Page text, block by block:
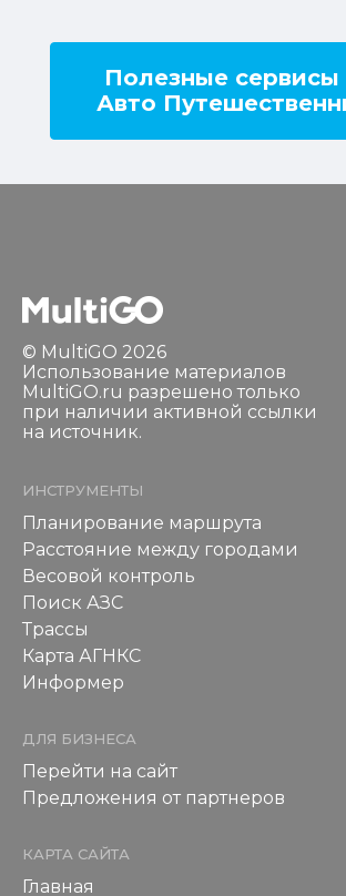
Полезные сервисы
Авто
© MultiGO 2026
Использование материалов
MultiGO.ru разрешено только
при наличии активной ссылки
на источник.
ИНСТРУМЕНТЫ
Планирование маршрута
Расстояние между городами
Весовой контроль
Поиск АЗС
Трассы
Карта АГНКС
Информер
ДЛЯ БИЗНЕСА
Перейти на сайт
Предложения от партнеров
КАРТА САЙТА
Главная